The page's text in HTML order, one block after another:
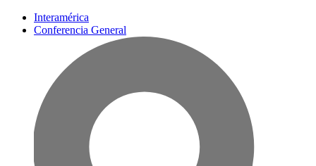
Interamérica
Conferencia General